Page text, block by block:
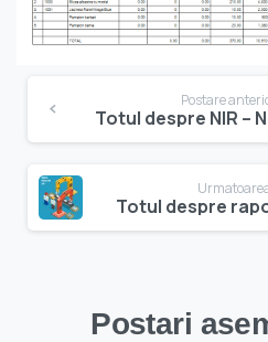
articole
Postare
Postari